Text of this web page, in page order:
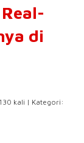
di
kali | Kategori: